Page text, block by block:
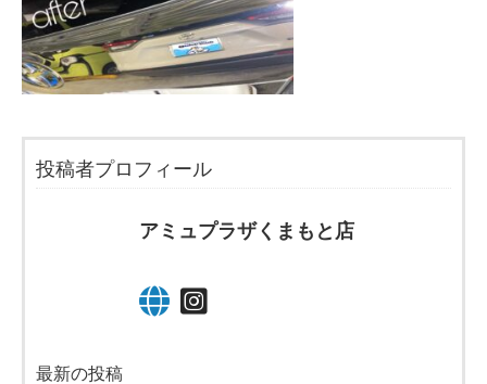
投稿者プロフィール
アミュプラザくまもと店
最新の投稿